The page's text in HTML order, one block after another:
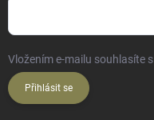
Vložením e-mailu souhlasíte s
Přihlásit se